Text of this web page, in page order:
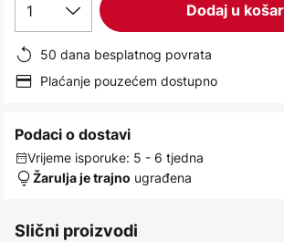
1 Dodaj u
50 dana besplatnog povrata
Plaćanje pouzećem dostupno
Podaci o dostavi
Vrijeme isporuke: 5 - 6 tjedna
Žarulja je trajno ugrađena
Slični proizvodi